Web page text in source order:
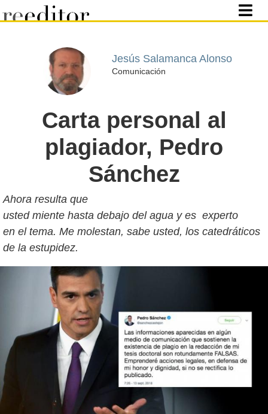
Jesús Salamanca Alonso
Comunicación
Carta personal al
plagiador, Pedro
Sánchez
Ahora resulta que
usted miente hasta debajo del agua y es experto
en el tema. Me molestan, sabe usted, los catedráticos
de la estupidez.